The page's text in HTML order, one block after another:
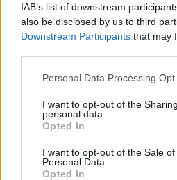
IAB’s list of downstream
also be disclosed by us to third
Downstream Participants that may
Please note that this website/app
not limited to your visit or usage
grant or deny consent to Google
use your data for below specified
consent section.
Personal Data Processing
I want to opt-out of the
personal data.
Opted In
I want to opt-out of the Sale of
Personal Data.
Opted In
csavar a sztoriban
HÍREK 2026. júl. 19.
FRISS